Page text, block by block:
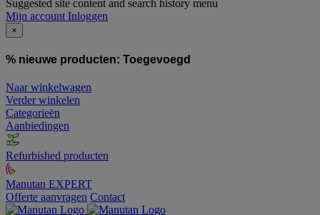
Suggested site content and search history menu
Mijn account Inloggen
×
% nieuwe producten: Toegevoegd
Naar winkelwagen
Verder winkelen
Categorieën
Aanbiedingen
Refurbished producten
Manutan EXPERT
Offerte aanvragen Contact